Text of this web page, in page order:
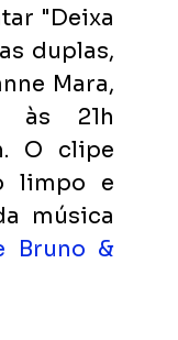
"Deixa
duplas,
Mara,
às 21h
O clipe
limpo e
música
Bruno &